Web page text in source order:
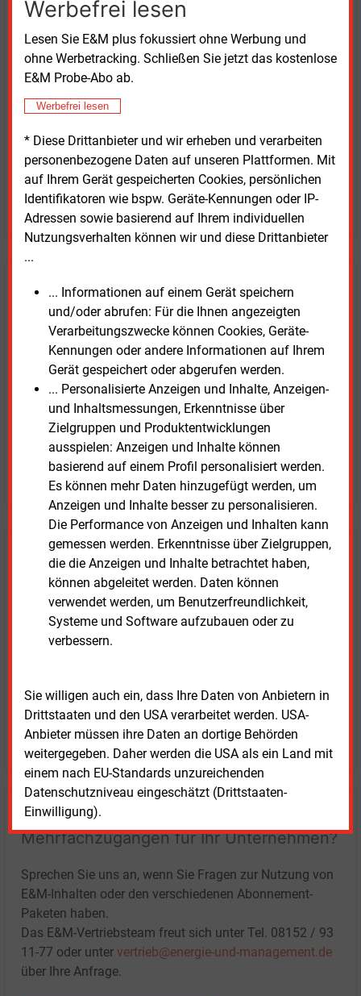
Werbefrei lesen
Lesen Sie E&M plus fokussiert ohne Werbung und
ohne Werbetracking. Schließen Sie jetzt das kostenlose
E&M Probe-Abo ab.
Werbefrei lesen
* Diese Drittanbieter und wir erheben und verarbeiten
personenbezogene Daten auf unseren Plattformen. Mit
auf Ihrem Gerät gespeicherten Cookies, persönlichen
Identifikatoren wie bspw. Geräte-Kennungen oder IP-
Adressen sowie basierend auf Ihrem individuellen
Nutzungsverhalten können wir und diese Drittanbieter
...
... Informationen auf einem Gerät speichern
und/oder abrufen: Für die Ihnen angezeigten
Verarbeitungszwecke können Cookies, Geräte-
Kennungen oder andere Informationen auf Ihrem
Gerät gespeichert oder abgerufen werden.
... Personalisierte Anzeigen und Inhalte, Anzeigen-
und Inhaltsmessungen, Erkenntnisse über
Zielgruppen und Produktentwicklungen
ausspielen: Anzeigen und Inhalte können
basierend auf einem Profil personalisiert werden.
Es können mehr Daten hinzugefügt werden, um
Anzeigen und Inhalte besser zu personalisieren.
Die Performance von Anzeigen und Inhalten kann
gemessen werden. Erkenntnisse über Zielgruppen,
die die Anzeigen und Inhalte betrachtet haben,
können abgeleitet werden. Daten können
verwendet werden, um Benutzerfreundlichkeit,
Systeme und Software aufzubauen oder zu
verbessern.
Sie willigen auch ein, dass Ihre Daten von Anbietern in
Drittstaaten und den USA verarbeitet werden. USA-
Anbieter müssen ihre Daten an dortige Behörden
weitergegeben. Daher werden die USA als ein Land mit
einem nach EU-Standards unzureichenden
Datenschutzniveau eingeschätzt (Drittstaaten-
Einwilligung).
erhalten Sie sofort diesen redaktionellen Beitrag für
nur €2.98
JETZT ARTIKEL KAUFEN
Testen SieE&M
kostenlos und
unverbindlich
Zwei Wochen kostenfreier Zugang
Zugang auf stündlich aktualisierte Nachrichten mit
Prognose- und Marktdaten
+ einmal täglich E&M daily
+ zwei Ausgaben der Zeitung E&M
ohne automatische Verlängerung
JETZT KOSTENLOS TESTEN
Login für Kunden
LOGIN
Haben Sie Interesse an Content oder
Mehrfachzugängen für Ihr Unternehmen?
Sprechen Sie uns an, wenn Sie Fragen zur Nutzung von
E&M-Inhalten oder den verschiedenen Abonnement-
Paketen haben.
Das E&M-Vertriebsteam freut sich unter Tel. 08152 / 93
11-77 oder unter vertrieb@energie-und-management.de
über Ihre Anfrage.